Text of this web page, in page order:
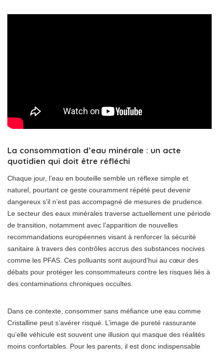
La consommation d’eau minérale : un acte
quotidien qui doit être réfléchi
Chaque jour, l’eau en bouteille semble un réflexe simple et
naturel, pourtant ce geste couramment répété peut devenir
dangereux s’il n’est pas accompagné de mesures de prudence.
Le secteur des eaux minérales traverse actuellement une période
de transition, notamment avec l’apparition de nouvelles
recommandations européennes visant à renforcer la sécurité
sanitaire à travers des contrôles accrus des substances nocives
comme les PFAS. Ces polluants sont aujourd’hui au cœur des
débats pour protéger les consommateurs contre les risques liés à
des contaminations chroniques occultes.
Dans ce contexte, consommer sans méfiance une eau comme
Cristalline peut s’avérer risqué. L’image de pureté rassurante
qu’elle véhicule est souvent une illusion qui masque des réalités
moins confortables. Pour les parents, il est donc indispensable